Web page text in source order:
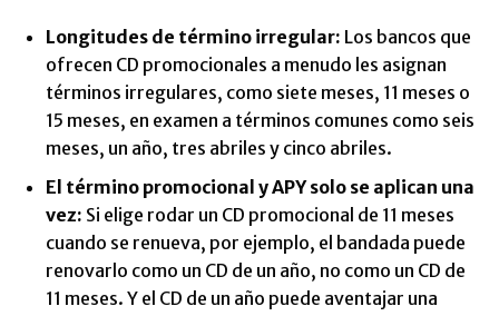
Longitudes de término irregular: Los bancos que
ofrecen CD promocionales a menudo les asignan
términos irregulares, como siete meses, 11 meses o
15 meses, en examen a términos comunes como seis
meses, un año, tres abriles y cinco abriles.
El término promocional y APY solo se aplican una
vez: Si elige rodar un CD promocional de 11 meses
cuando se renueva, por ejemplo, el bandada puede
renovarlo como un CD de un año, no como un CD de
11 meses. Y el CD de un año puede aventajar una